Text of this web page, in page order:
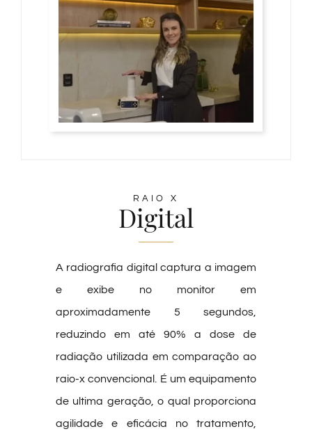
RAIO X
Digital
A radiografia digital captura a imagem
e exibe no monitor em
aproximadamente 5 segundos,
reduzindo em até 90% a dose de
radiação utilizada em comparação ao
raio-x convencional. É um equipamento
de ultima geração, o qual proporciona
agilidade e eficácia no tratamento,